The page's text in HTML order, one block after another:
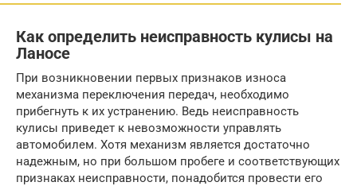
Как определить неисправность кулисы на
Ланосе
При возникновении первых признаков износа
механизма переключения передач, необходимо
прибегнуть к их устранению. Ведь неисправность
кулисы приведет к невозможности управлять
автомобилем. Хотя механизм является достаточно
надежным, но при большом пробеге и соответствующих
признаках неисправности, понадобится провести его